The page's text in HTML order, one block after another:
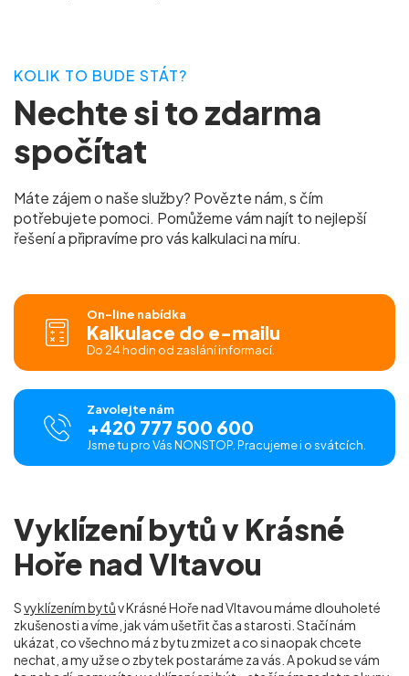
KOLIK TO BUDE STÁT?
Nechte si to zdarma
spočítat
Máte zájem o naše služby? Povězte nám, s čím
potřebujete pomoci. Pomůžeme vám najít to nejlepší
řešení a připravíme pro vás kalkulaci na míru.
On-line nabídka
Kalkulace do e-mailu
Do 24 hodin od zaslání informací.
Zavolejte nám
+420 777 500 600
Jsme tu pro Vás NONSTOP. Pracujeme i o svátcích.
Vyklízení bytů v Krásné
Hoře nad Vltavou
Svyklízením bytův Krásné Hoře nad Vltavou máme dlouholeté
zkušenosti a víme, jak vám ušetřit čas a starosti. Stačí nám
ukázat, co všechno má z bytu zmizet a co si naopak chcete
nechat, a my už se o zbytek postaráme za vás. A pokud se vám